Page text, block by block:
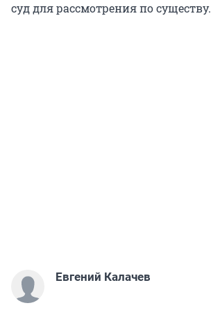
суд для рассмотрения по существу.
Евгений Калачев